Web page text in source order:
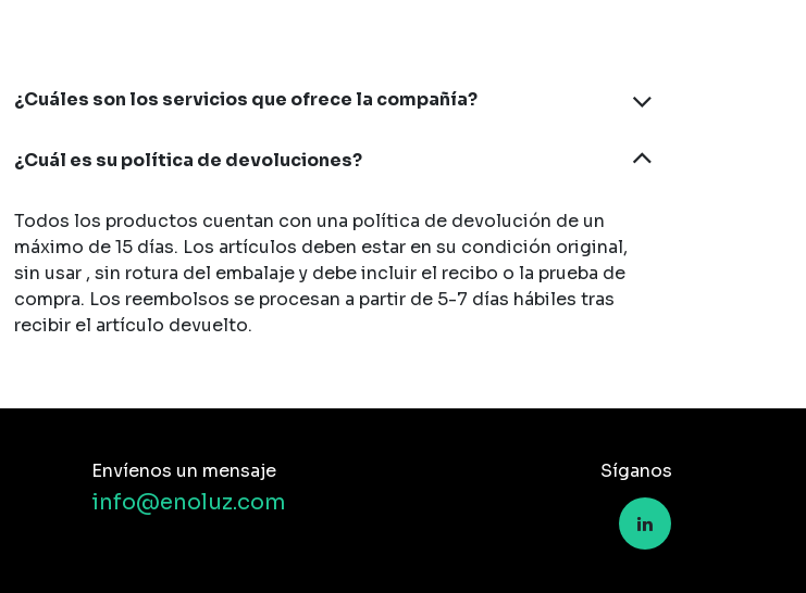
¿Cuáles son los servicios que ofrece la compañía?
¿Cuál es su política de devoluciones?
Todos los productos cuentan con una política de devolución de un
máximo de 15 días. Los artículos deben estar en su condición original,
sin usar , sin rotura del embalaje y debe incluir el recibo o la prueba de
compra. Los reembolsos se procesan a partir de 5-7 días hábiles tras
recibir el artículo devuelto.
Envíenos un mensaje
info@enoluz.com
Síganos